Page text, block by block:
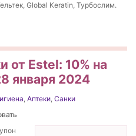
Global Keratin, Турбослим.
от Estel: 10% на
января 2024
, Аптеки, Санки